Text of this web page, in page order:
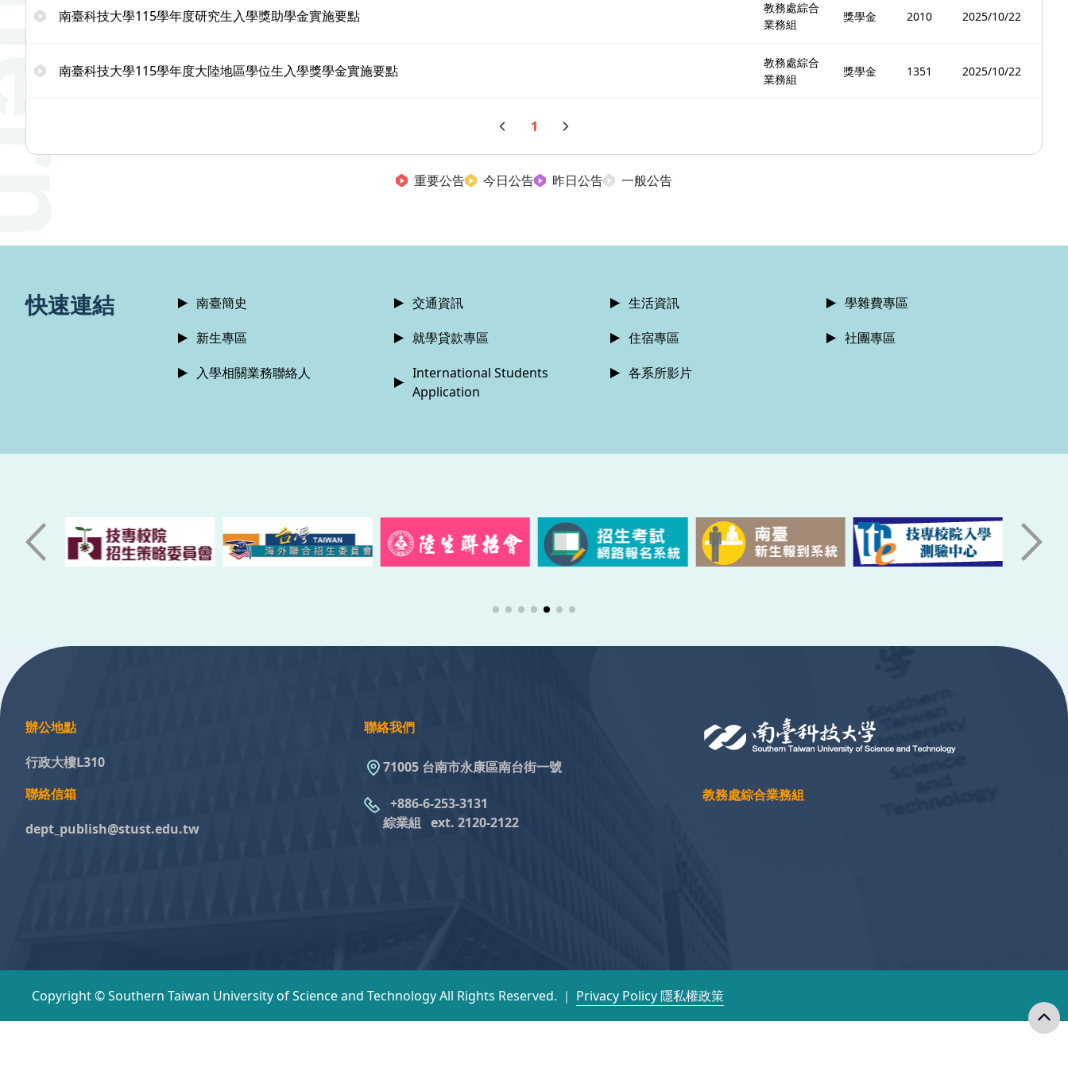
南臺科技大學115學年度研究生入學獎助學金實施要點
教務處綜合
業務組
獎學金 2010 2025/10/22
南臺科技大學115學年度大陸地區學位生入學獎學金實施要點
教務處綜合
業務組
獎學金 1351 2025/10/22
1
重要公告 今日公告 昨日公告 一般公告
快速連結 南臺簡史 交通資訊 生活資訊
學雜費專區
新生專區
就學貸款專區 住宿專區
社團專區
入學相關業務聯絡人
International Students
Application
各系所影片
教務處綜合業務組
聯絡我們
71005 台南市永康區南台街一號
+886-6-253-3131
綜業組 ext. 2120-2122
辦公地點
行政大樓L310
聯絡信箱
dept_publish@stust.edu.tw
Copyright © Southern Taiwan University of Science and Technology All Rights Reserved. ｜ Privacy Policy 隱私權政策